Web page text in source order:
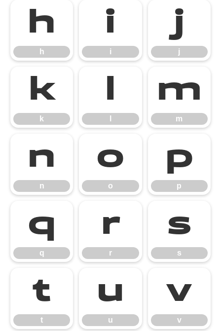
h
h
i
i
j
j
k
k
l m
m
n
n
o
o
p
p
q
q
r
r
s
s
t
t
u
u
v
v